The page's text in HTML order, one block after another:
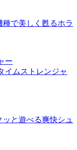
で美しく甦るホラ
ー
イムストレンジャ
と遊べる爽快シュ